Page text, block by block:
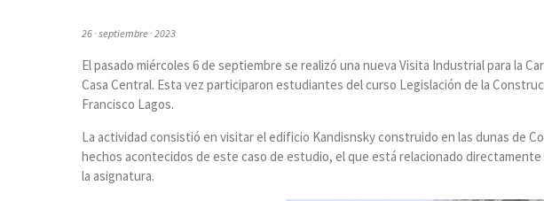
26 · septiembre · 2023
El pasado miércoles 6 de septiembre se realizó una nueva Visita Industrial para la
Casa Central. Esta vez participaron estudiantes del curso Legislación de la
Francisco Lagos.
La actividad consistió en visitar el edificio Kandisnsky construido en las dunas de
hechos acontecidos de este caso de estudio, el que está relacionado
la asignatura.